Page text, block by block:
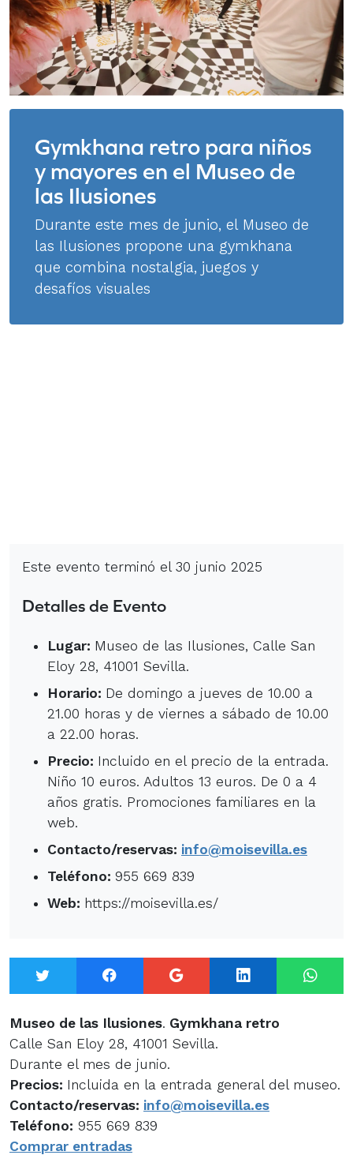
Gymkhana retro para niños
y mayores en el Museo de
las Ilusiones
Durante este mes de junio, el Museo de
las Ilusiones propone una gymkhana
que combina nostalgia, juegos y
desafíos visuales
Este evento terminó el 30 junio 2025
Detalles de Evento
Lugar: Museo de las Ilusiones, Calle San
Eloy 28, 41001 Sevilla.
Horario: De domingo a jueves de 10.00 a
21.00 horas y de viernes a sábado de 10.00
a 22.00 horas.
Precio: Incluido en el precio de la entrada.
Niño 10 euros. Adultos 13 euros. De 0 a 4
años gratis. Promociones familiares en la
web.
Contacto/reservas: info@moisevilla.es
Teléfono: 955 669 839
Web: https://moisevilla.es/
Twitter Facebook Google+ LinkedIn
Museo de las Ilusiones. Gymkhana retro
Calle San Eloy 28, 41001 Sevilla.
Durante el mes de junio.
Precios: Incluida en la entrada general del museo.
Contacto/reservas: info@moisevilla.es
Teléfono: 955 669 839
Comprar entradas